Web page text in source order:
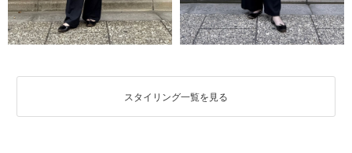
スタイリング一覧を見る